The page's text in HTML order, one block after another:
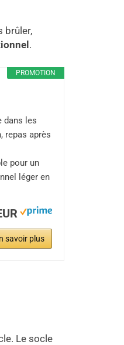
brûler,
.
PROMOTION
dans les
repas après
pour un
léger en
savoir plus
Le socle